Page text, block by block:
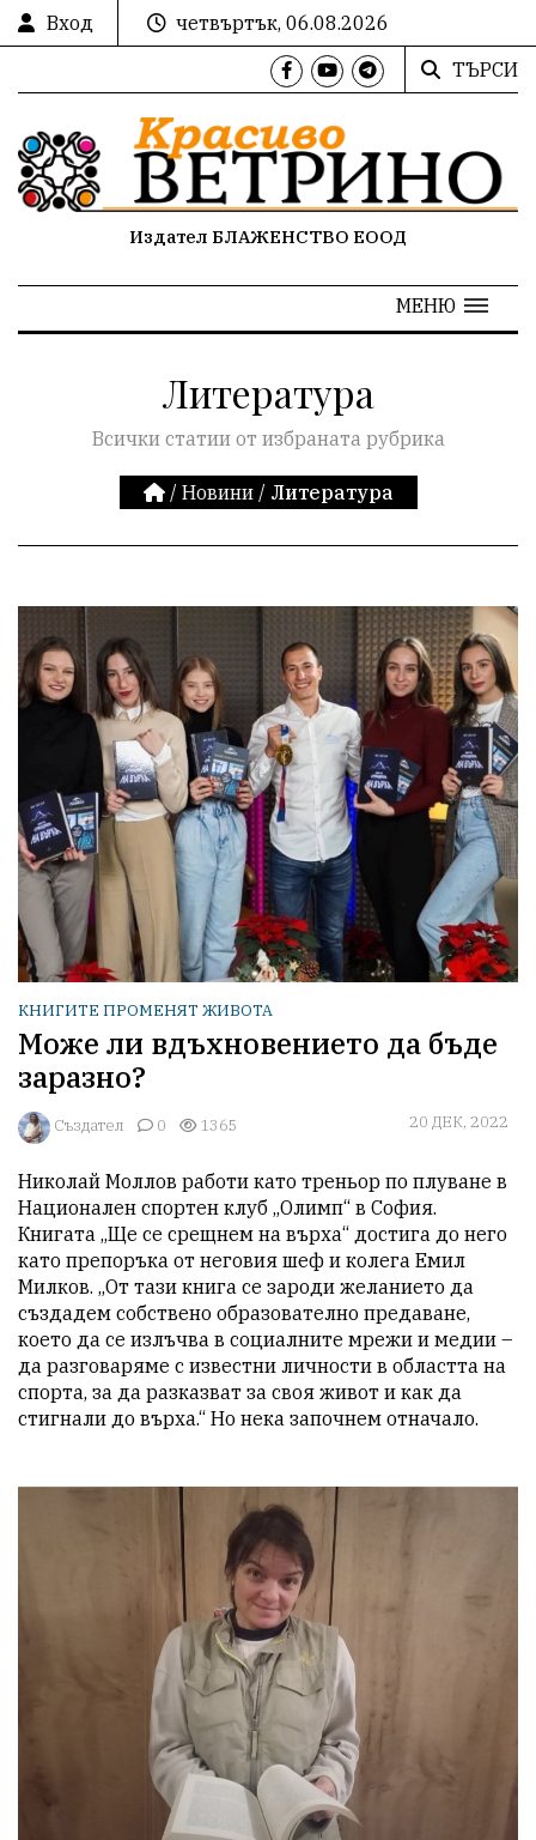
Вход
четвъртък, 06.08.2026
ТЪРСИ
Издател БЛАЖЕНСТВО ЕООД
МЕНЮ
Литература
Всички статии от избраната рубрика
/ Новини / Литература
КНИГИТЕ ПРОМЕНЯТ ЖИВОТА
Може ли вдъхновението да бъде
заразно?
Създател 0 1365 20 ДЕК, 2022
Николай Моллов работи като треньор по плуване в
Национален спортен клуб „Олимп“ в София.
Книгата „Ще се срещнем на върха“ достига до него
като препоръка от неговия шеф и колега Емил
Милков. „От тази книга се зароди желанието да
създадем собствено образователно предаване,
което да се излъчва в социалните мрежи и медии –
да разговаряме с известни личности в областта на
спорта, за да разказват за своя живот и как да